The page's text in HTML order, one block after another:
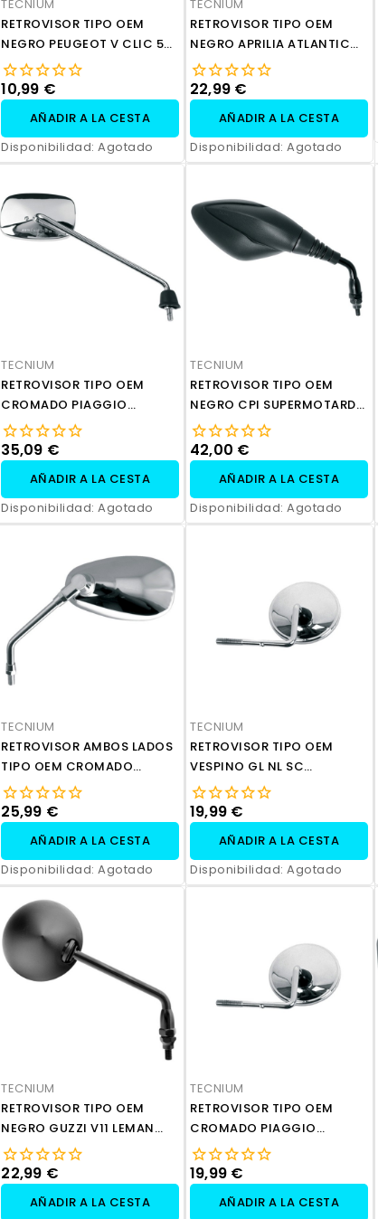
TECNIUM
RETROVISOR TIPO OEM
NEGRO PEUGEOT V CLIC 50
4T
10,99 €
AÑADIR A LA CESTA
Disponibilidad:Agotado
TECNIUM
RETROVISOR TIPO OEM
NEGRO APRILIA ATLANTIC
500
22,99 €
AÑADIR A LA CESTA
Disponibilidad:Agotado
TECNIUM
RETROVISOR TIPO OEM
CROMADO PIAGGIO
BEVERLY 125
35,09 €
AÑADIR A LA CESTA
Disponibilidad:Agotado
TECNIUM
RETROVISOR TIPO OEM
NEGRO CPI SUPERMOTARD
50
42,00 €
AÑADIR A LA CESTA
Disponibilidad:Agotado
TECNIUM
RETROVISOR AMBOS LADOS
TIPO OEM CROMADO
DAELIM ROADWIN 125
25,99 €
AÑADIR A LA CESTA
Disponibilidad:Agotado
TECNIUM
RETROVISOR TIPO OEM
VESPINO GL NL SC
REDONDO 105 MM
19,99 €
AÑADIR A LA CESTA
Disponibilidad:Agotado
TECNIUM
RETROVISOR TIPO OEM
NEGRO GUZZI V11 LEMAN
SPORT 99 01
22,99 €
AÑADIR A LA CESTA
TECNIUM
RETROVISOR TIPO OEM
CROMADO PIAGGIO
VESPINO GL50
19,99 €
AÑADIR A LA CESTA